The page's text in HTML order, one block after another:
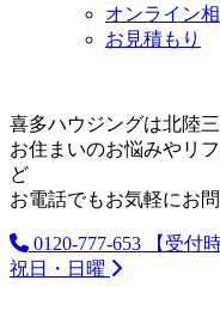
オンライン
お見積もり
喜多ハウジングは北陸
お住まいのお悩みやリ
ど
お電話でもお気軽にお
0120-777-653
【受付
祝日・日曜